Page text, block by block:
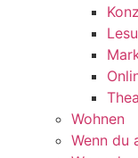
Wohnen
Wenn du